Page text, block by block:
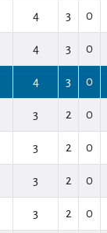
4 3 0
4 3 0
4 3 0
3 2 0
3 2 0
3 2 0
3 2 0